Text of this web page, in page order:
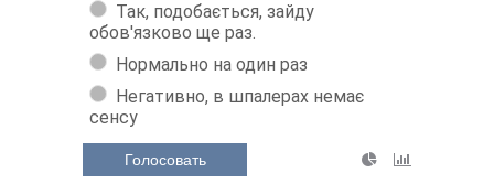
Так, подобається, зайду
обов'язково ще раз.
Нормально на один раз
Негативно, в шпалерах немає
сенсу
Голосовать